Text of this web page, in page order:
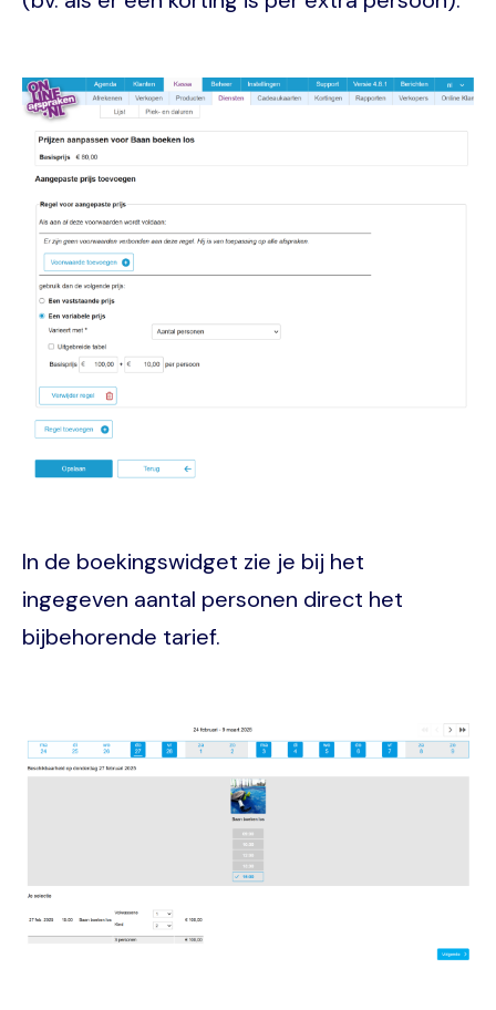
Image
In de boekingswidget zie je bij het
ingegeven aantal personen direct het
bijbehorende tarief.